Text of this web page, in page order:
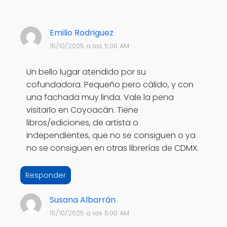
Emilio Rodriguez
15/10/2025 a las 5:00 AM
Un bello lugar atendido por su
cofundadora. Pequeño pero cálido, y con
una fachada muy linda. Vale la pena
visitarlo en Coyoacán. Tiene
libros/ediciones, de artista o
independientes, que no se consiguen o ya
no se consiguen en otras librerías de CDMX.
Responder
Susana Albarrán
15/10/2025 a las 5:00 AM